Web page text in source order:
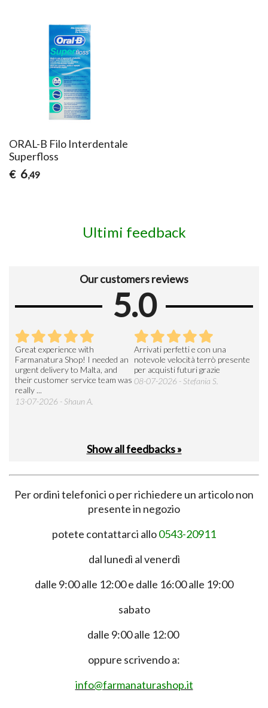
ORAL-B Filo Interdentale
Superfloss
€ 6,49
Ultimi feedback
Our customers reviews
5.0
Great experience with
Farmanatura Shop! I needed an
urgent delivery to Malta, and
their customer service team was
really ...
13-07-2026 - Shaun A.
Arrivati perfetti e con una
notevole velocità terrò presente
per acquisti futuri grazie
08-07-2026 - Stefania S.
Show all feedbacks »
Per ordini telefonici o per richiedere un articolo non
presente in negozio
potete contattarci allo0543-20911
dal lunedì al venerdì
dalle 9:00 alle 12:00 e dalle 16:00 alle 19:00
sabato
dalle 9:00 alle 12:00
oppure scrivendo a:
info@farmanaturashop.it